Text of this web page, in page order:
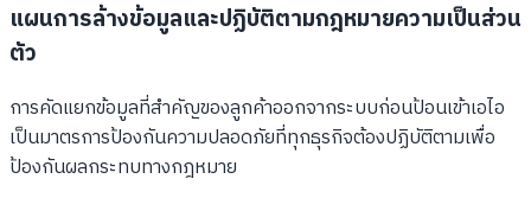
แผนการล้างข้อมูลและปฏิบัติตามกฎหมายความเป็นส่วน
ตัว
การคัดแยกข้อมูลที่สำคัญของลูกค้าออกจากระบบก่อนป้อนเข้าเอไอ
เป็นมาตรการป้องกันความปลอดภัยที่ทุกธุรกิจต้องปฏิบัติตามเพื่อ
ป้องกันผลกระทบทางกฎหมาย